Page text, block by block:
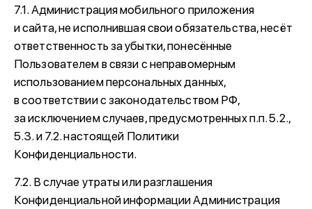
7.1. Администрация мобильного приложения
и сайта, не исполнившая свои обязательства, несёт
ответственность за убытки, понесённые
Пользователем в связи с неправомерным
использованием персональных данных,
в соответствии с законодательством РФ,
за исключением случаев, предусмотренных п.п. 5.2.,
5.3. и 7.2. настоящей Политики
Конфиденциальности.
7.2. В случае утраты или разглашения
Конфиденциальной информации Администрация